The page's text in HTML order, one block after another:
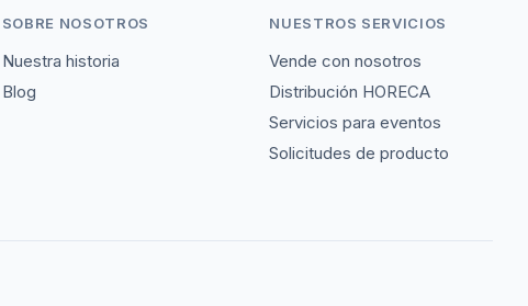
SOBRE NOSOTROS
Nuestra historia
Blog
NUESTROS SERVICIOS
Vende con nosotros
Distribución HORECA
Servicios para eventos
Solicitudes de producto